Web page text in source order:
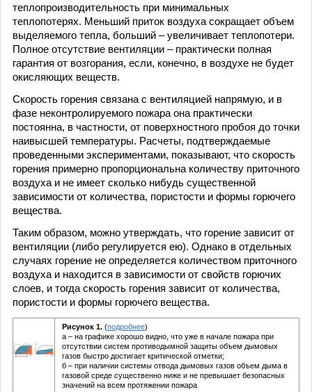
теплопроизводительность при минимальных
теплопотерях. Меньший приток воздуха сокращает объем
выделяемого тепла, больший – увеличивает теплопотери.
Полное отсутствие вентиляции – практически полная
гарантия от возгорания, если, конечно, в воздухе не будет
окисляющих веществ.
Скорость горения связана с вентиляцией напрямую, и в
фазе неконтролируемого пожара она практически
постоянна, в частности, от поверхностного пробоя до точки
наивысшей температуры. Расчеты, подтверждаемые
проведенными экспериментами, показывают, что скорость
горения примерно пропорциональна количеству приточного
воздуха и не имеет сколько нибудь существенной
зависимости от количества, пористости и формы горючего
вещества.
Таким образом, можно утверждать, что горение зависит от
вентиляции (либо регулируется ею). Однако в отдельных
случаях горение не определяется количеством приточного
воздуха и находится в зависимости от свойств горючих
слоев, и тогда скорость горения зависит от количества,
пористости и формы горючего вещества.
Рисунок 1. (подробнее)
а – на графике хорошо видно, что уже в начале пожара при
отсутствии систем противодымной защиты объем дымовых
газов быстро достигает критической отметки;
б – при наличии системы отвода дымовых газов объем дыма в
газовой среде существенно ниже и не превышает безопасных
значений на всем протяжении пожара